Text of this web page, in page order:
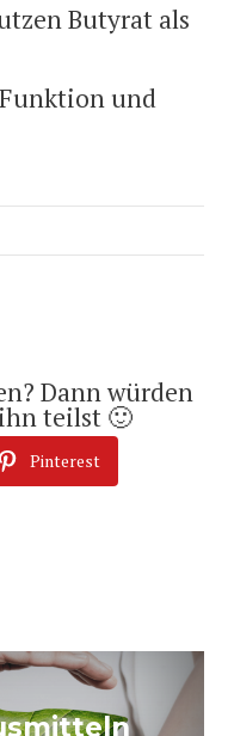
Butyrat als
und
Dann würden
teilst 🙂
Pinterest